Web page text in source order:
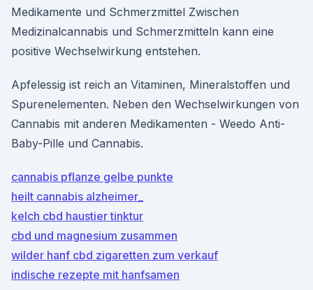
Medikamente und Schmerzmittel Zwischen
Medizinalcannabis und Schmerzmitteln kann eine
positive Wechselwirkung entstehen.
Apfelessig ist reich an Vitaminen, Mineralstoffen und
Spurenelementen. Neben den Wechselwirkungen von
Cannabis mit anderen Medikamenten - Weedo Anti-
Baby-Pille und Cannabis.
cannabis pflanze gelbe punkte
heilt cannabis alzheimer_
kelch cbd haustier tinktur
cbd und magnesium zusammen
wilder hanf cbd zigaretten zum verkauf
indische rezepte mit hanfsamen